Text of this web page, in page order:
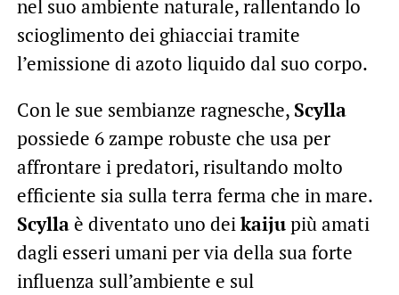
nel suo ambiente naturale, rallentando lo
scioglimento dei ghiacciai tramite
l’emissione di azoto liquido dal suo corpo.
Con le sue sembianze ragnesche, Scylla
possiede 6 zampe robuste che usa per
affrontare i predatori, risultando molto
efficiente sia sulla terra ferma che in mare.
Scyllaè diventato uno deikaijupiù amati
dagli esseri umani per via della sua forte
influenza sull’ambiente e sul